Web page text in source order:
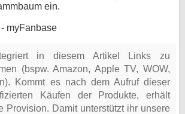
ein.
myFanbase
in diesem Artikel Links zu
(bspw. Amazon, Apple TV, WOW,
Kommt es nach dem Aufruf dieser
Käufen der Produkte, erhält
Provision. Damit unterstützt ihr unsere